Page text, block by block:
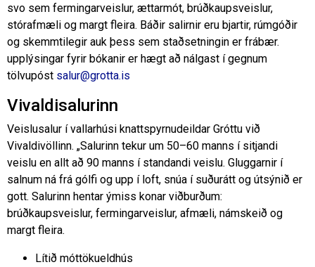
svo sem fermingarveislur, ættarmót, brúðkaupsveislur,
stórafmæli og margt fleira. Báðir salirnir eru bjartir, rúmgóðir
og skemmtilegir auk þess sem staðsetningin er frábær.
upplýsingar fyrir bókanir er hægt að nálgast í gegnum
tölvupóst salur@grotta.is
Vivaldisalurinn
Veislusalur í vallarhúsi knattspyrnudeildar Gróttu við
Vivaldivöllinn. „Salurinn tekur um 50–60 manns í sitjandi
veislu en allt að 90 manns í standandi veislu. Gluggarnir í
salnum ná frá gólfi og upp í loft, snúa í suðurátt og útsýnið er
gott. Salurinn hentar ýmiss konar viðburðum:
brúðkaupsveislur, fermingarveislur, afmæli, námskeið og
margt fleira.
Lítið móttökueldhús